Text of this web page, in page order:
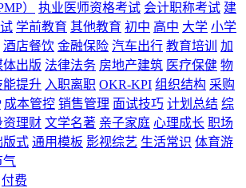
）
执业医师资格考试 会计职称考试 建
学前教育 其他教育 初中 高中 大学 小学
酒店餐饮 金融保险 汽车出行 教育培训
加
体出版 法律法务 房地产建筑 医疗保健 物
能提升 入职离职 OKR-KPI 组织结构 采购
成本管控 销售管理 面试技巧 计划总结 综
资理财 文学名著 亲子家庭 心理成长 职场
版式 通用模板 影视综艺 生活常识 体育游
气
付费